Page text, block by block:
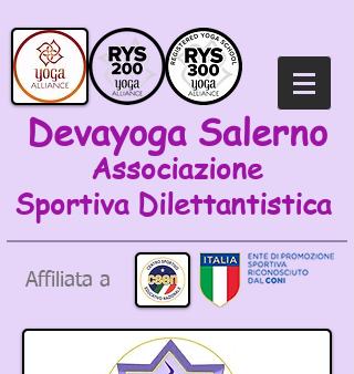
Devayoga Salerno
Associazione
Sportiva Dilettantistica
Affiliata a